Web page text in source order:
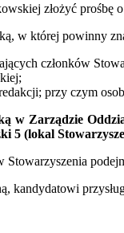
złożyć prośbę
w której powinny
członków
przy czym
w Zarządzie
5 (lokal
kandydatowi